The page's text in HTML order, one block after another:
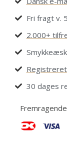
Fri fragt v.
2.000+
30 dages